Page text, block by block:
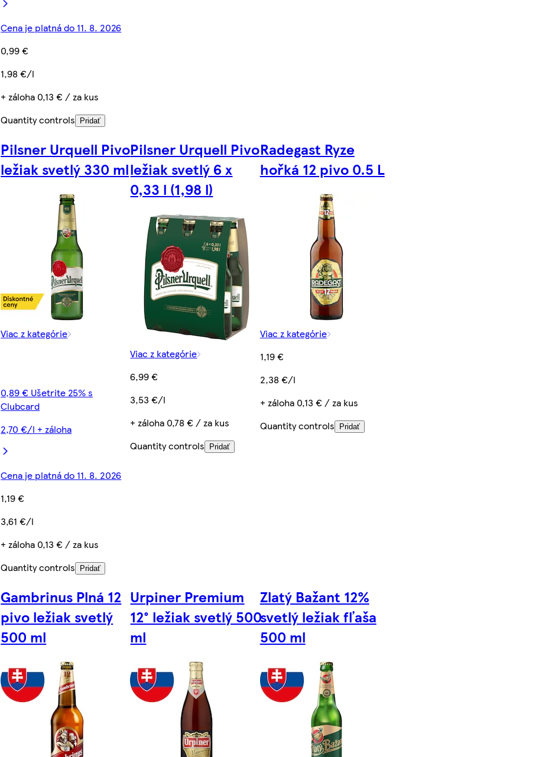
Cena je platná do 11. 8. 2026
0,99 €
1,98 €/l
+ záloha 0,13 € / za kus
Quantity controls
Pridať
Pilsner Urquell Pivo
ležiak svetlý 330 ml
Viac z kategórie
0,89 € Ušetrite 25% s
Clubcard
2,70 €/l + záloha
Cena je platná do 11. 8. 2026
1,19 €
3,61 €/l
+ záloha 0,13 € / za kus
Quantity controls
Pridať
Pilsner Urquell Pivo
ležiak svetlý 6 x
0,33 l (1,98 l)
Viac z kategórie
6,99 €
3,53 €/l
+ záloha 0,78 € / za kus
Quantity controls
Pridať
Radegast Ryze
hořká 12 pivo 0.5 L
Viac z kategórie
1,19 €
2,38 €/l
+ záloha 0,13 € / za kus
Quantity controls
Pridať
Gambrinus Plná 12
pivo ležiak svetlý
500 ml
Urpiner Premium
12° ležiak svetlý 500
ml
Zlatý Bažant 12%
svetlý ležiak fľaša
500 ml